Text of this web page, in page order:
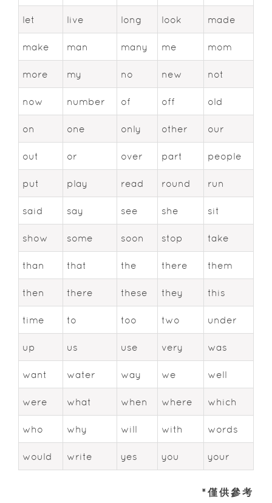
let live long look made
make man many me mom
more my no new not
now number of off old
on one only other our
out or over part people
put play read round run
said say see she sit
show some soon stop take
than that the there them
then there these they this
time to too two under
up us use very was
want water way we well
were what when where which
who why will with words
would write yes you your
*僅供參考